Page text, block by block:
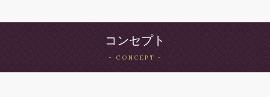
コンセプト